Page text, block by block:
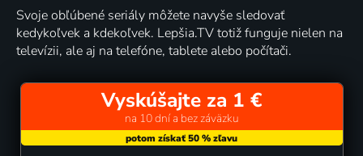
Svoje obľúbené seriály môžete navyše sledovať
kedykoľvek a kdekoľvek. Lepšia.TV totiž funguje nielen na
televízii, ale aj na telefóne, tablete alebo počítači.
Vyskúšajte za 1 €
na 10 dní a bez záväzku